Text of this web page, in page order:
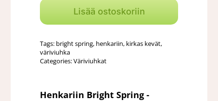
Spring
-
määrä
Lisää ostoskoriin
Tags: bright spring, henkariin, kirkas kevät,
väriviuhka
Categories:Väriviuhkat
Henkariin Bright Spring -